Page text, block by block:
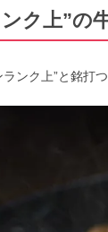
ク上”の
ンク上”と銘打